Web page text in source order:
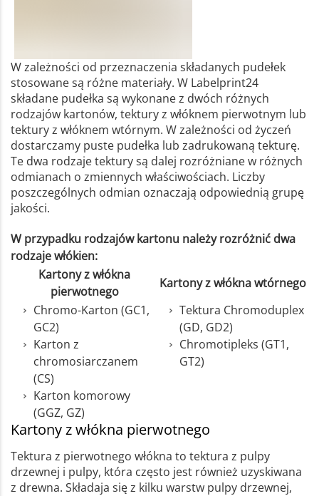
W zależności od przeznaczenia składanych pudełek
stosowane są różne materiały. W Labelprint24
składane pudełka są wykonane z dwóch różnych
rodzajów kartonów, tektury z włóknem pierwotnym lub
tektury z włóknem wtórnym. W zależności od życzeń
dostarczamy puste pudełka lub zadrukowaną tekturę.
Te dwa rodzaje tektury są dalej rozróżniane w różnych
odmianach o zmiennych właściwościach. Liczby
poszczególnych odmian oznaczają odpowiednią grupę
jakości.
W przypadku rodzajów kartonu należy rozróżnić dwa
rodzaje włókien:
Kartony z włókna
pierwotnego
Kartony z włókna wtórnego
Chromo-Karton (GC1,
GC2)
Karton z
chromosiarczanem
(CS)
Karton komorowy
(GGZ, GZ)
Tektura Chromoduplex
(GD, GD2)
Chromotipleks (GT1,
GT2)
Kartony z włókna pierwotnego
Tektura z pierwotnego włókna to tektura z pulpy
drzewnej i pulpy, która często jest również uzyskiwana
z drewna. Składaja się z kilku warstw pulpy drzewnej,